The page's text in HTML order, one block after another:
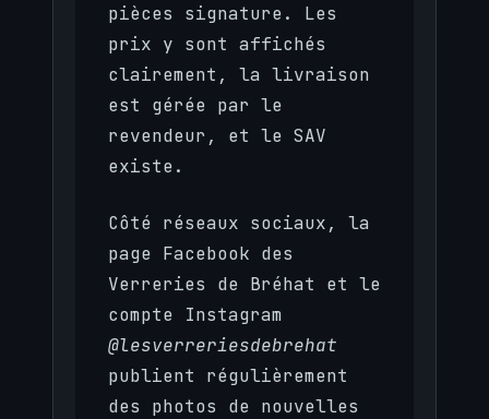
pièces signature. Les
prix y sont affichés
clairement, la livraison
est gérée par le
revendeur, et le SAV
existe.
Côté réseaux sociaux, la
page Facebook des
Verreries de Bréhat et le
compte Instagram
@lesverreriesdebrehat
publient régulièrement
des photos de nouvelles